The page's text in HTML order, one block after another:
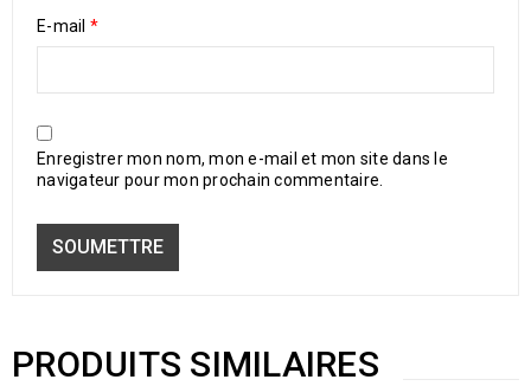
E-mail *
Enregistrer mon nom, mon e-mail et mon site dans le
navigateur pour mon prochain commentaire.
PRODUITS SIMILAIRES